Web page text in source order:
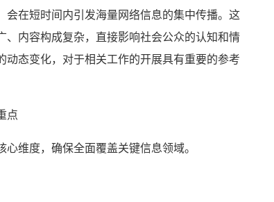
会在短时间内引发海量网络信息的集中传播。这
、内容构成复杂，直接影响社会公众的认知和情
动态变化，对于相关工作的开展具有重要的参考
点
维度，确保全面覆盖关键信息领域。